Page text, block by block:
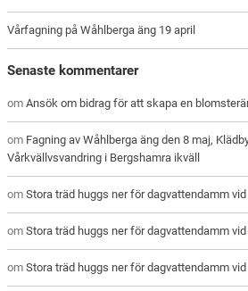
Vårfagning på Wåhlberga äng 19 april
Senaste kommentarer
omAnsök om bidrag för att skapa en
om Fagning av Wåhlberga äng den 8 maj,
Vårkvällvsvandring i Bergshamra ikväll
omStora träd huggs ner för dagvattendamm
omStora träd huggs ner för dagvattendamm
omStora träd huggs ner för dagvattendamm